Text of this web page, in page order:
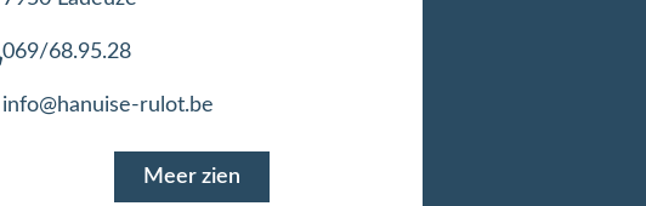
069/68.95.28
info@hanuise-rulot.be
Meer zien